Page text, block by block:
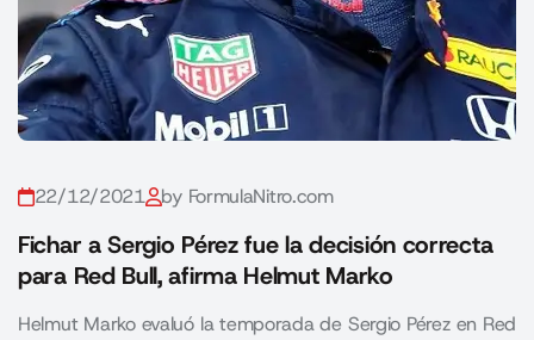
22/12/2021 by FormulaNitro.com
Fichar a Sergio Pérez fue la decisión correcta
para Red Bull, afirma Helmut Marko
Helmut Marko evaluó la temporada de Sergio Pérez en Red